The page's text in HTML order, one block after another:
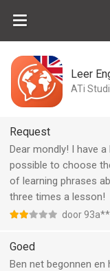
Leer
ATi
Request
Dear mondly! I have
possible to choose
of learning phrases
three times a lesson!
door
Goed
Ben net begonnen